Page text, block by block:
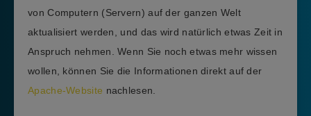
von Computern (Servern) auf der ganzen Welt
aktualisiert werden, und das wird natürlich etwas Zeit in
Anspruch nehmen. Wenn Sie noch etwas mehr wissen
wollen, können Sie die Informationen direkt auf der
Apache-Website nachlesen.